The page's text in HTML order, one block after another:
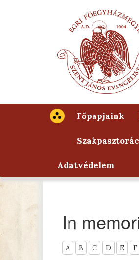
Főpapjaink
Adatvédelem
In
A B C D E F